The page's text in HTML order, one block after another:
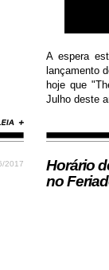
2017
A espera
lançamento
hoje que
Julho deste
Horário
no